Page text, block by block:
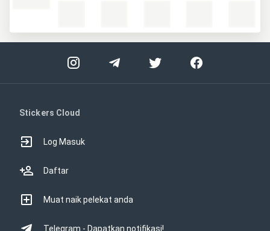
Stickers Cloud
Log Masuk
Daftar
Muat naik pelekat anda
Telegram - Dapatkan notifikasi!